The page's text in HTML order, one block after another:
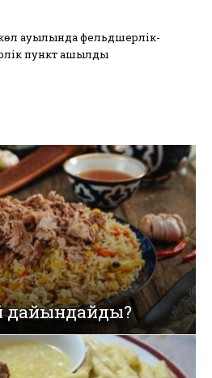
ауылында фельдшерлік-
пункт ашылды
дайындайды?